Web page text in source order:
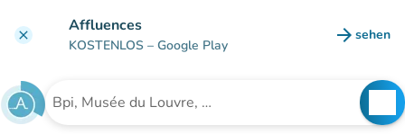
clear Affluences
KOSTENLOS – Google Play arrow_forward sehen
(new
Suche nach einer Einrichtung